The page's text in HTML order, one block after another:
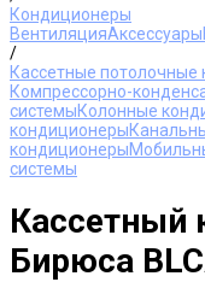
Кондиционеры
ВентиляцияАксессуары
/
Кассетные
Компрессорно-
системыКолонные
кондиционеры
кондиционеры
системы
Кассетный
Бирюса